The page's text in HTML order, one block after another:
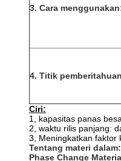
3. Cara
4. Titik
Ciri:
1, kapasitas panas
2, waktu rilis panjang:
3, Meningkatkan faktor
Tentang materi dalam:
Phase Change